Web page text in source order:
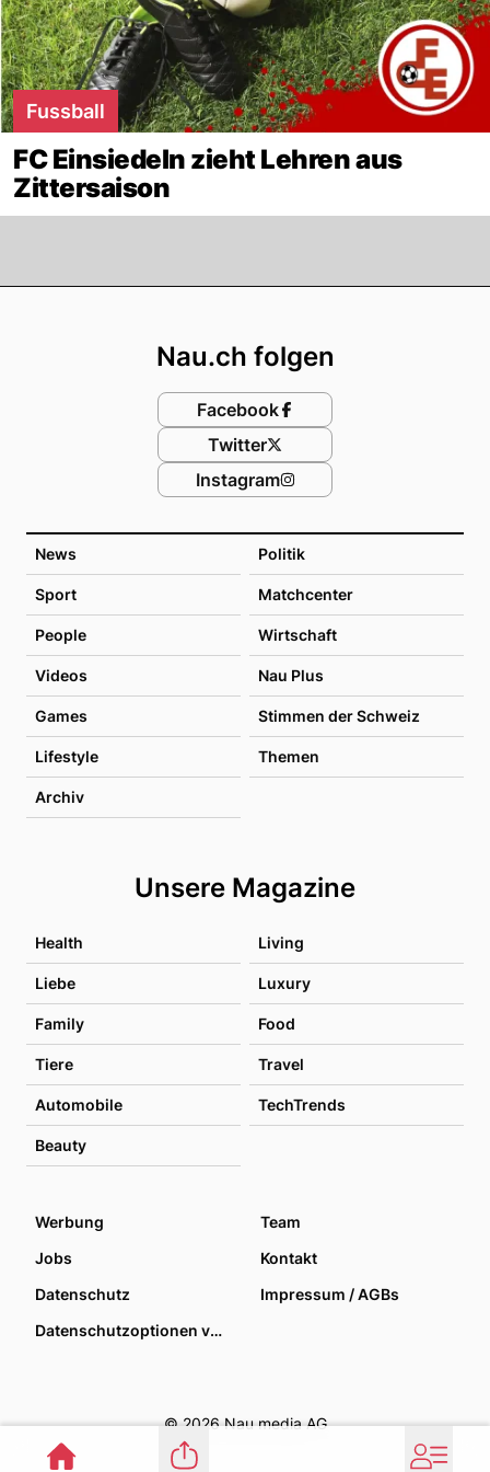
Fussball
FC Einsiedeln zieht Lehren aus
Zittersaison
News Politik
Sport Matchcenter
People Wirtschaft
Videos Nau Plus
Games Stimmen der Schweiz
Lifestyle Themen
Archiv
Unsere Magazine
Health Living
Liebe Luxury
Family Food
Tiere Travel
Automobile TechTrends
Beauty
Nau.ch folgen
Facebook
Twitter
Instagram
Werbung
Team
Jobs
Kontakt
Datenschutz
Impressum / AGBs
Datenschutzoptionen verwalten
© 2026 Nau media AG